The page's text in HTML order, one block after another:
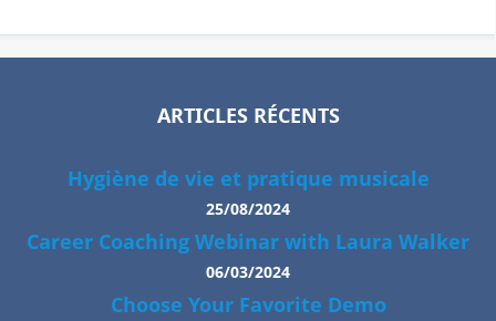
ARTICLES RÉCENTS
Hygiène de vie et pratique musicale
25/08/2024
Career Coaching Webinar with Laura Walker
06/03/2024
Choose Your Favorite Demo